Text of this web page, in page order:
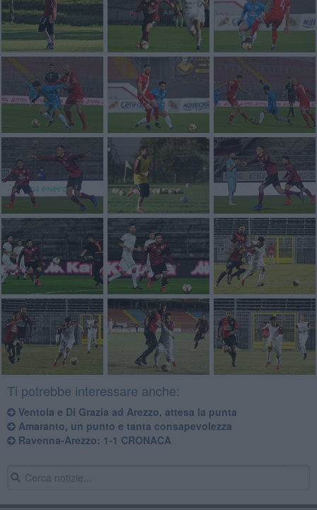
Ti potrebbe interessare anche:
​Ventola e Di Grazia ad Arezzo, attesa la punta
Amaranto, un punto e tanta consapevolezza
Ravenna-Arezzo: 1-1 CRONACA